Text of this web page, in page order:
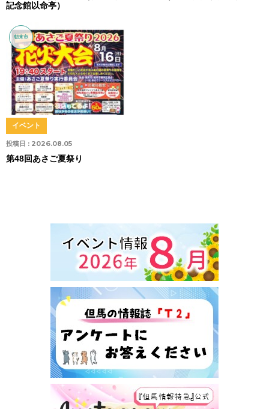
記念館以命亭）
朝来市
投稿日 : 2026.08.05
イベント
第48回あさご夏祭り